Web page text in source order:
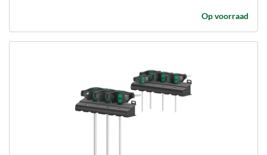
Op voorraad